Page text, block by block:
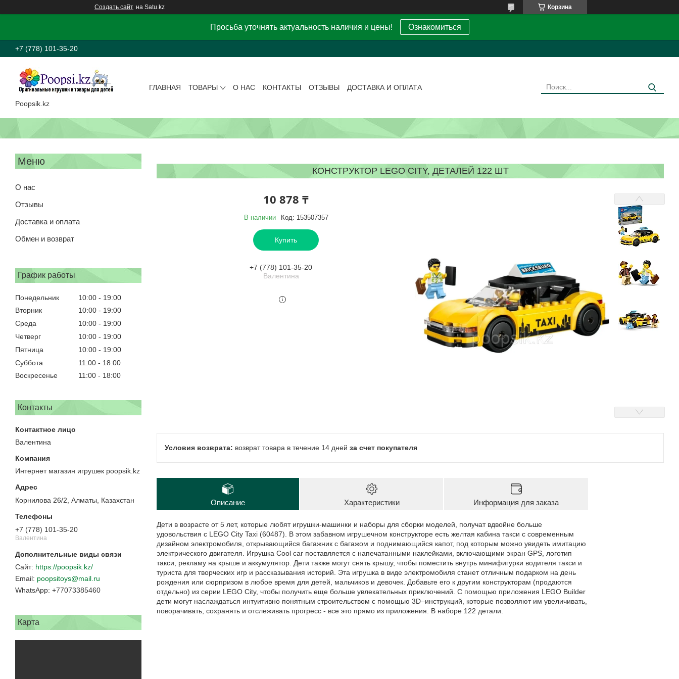
Создать сайт на Satu.kz Корзина
Просьба уточнять актуальность наличия и цены! Ознакомиться
+7 (778) 101-35-20
Poopsik.kz
ГЛАВНАЯ ТОВАРЫ О НАС КОНТАКТЫ ОТЗЫВЫ ДОСТАВКА И ОПЛАТА
О нас
Отзывы
Доставка и оплата
Обмен и возврат
График работы
Понедельник 10:00
19:00
Вторник
10:00
19:00
Среда
10:00
19:00
Четверг
10:00
19:00
Пятница
10:00
19:00
Суббота
11:00
18:00
Воскресенье
11:00 18:00
Контакты
Валентина
Интернет магазин игрушек poopsik.kz
Корнилова 26/2, Алматы, Казахстан
+7 (778) 101-35-20
Валентина
https://poopsik.kz/
poopsitoys@mail.ru
+77073385460
Карта
КОНСТРУКТОР LEGO CITY, ДЕТАЛЕЙ 122 ШТ
10 878 ₸
В наличии Код: 153507357
Купить
+7 (778) 101-35-20
Валентина
возврат товара в течение 14 дней за счет покупателя
Описание Характеристики Информация для заказа
Дети в возрасте от 5 лет, которые любят игрушки-машинки и наборы для сборки моделей, получат вдвойне больше
удовольствия с LEGO City Taxi (60487). В этом забавном игрушечном конструкторе есть желтая кабина такси с современным
дизайном электромобиля, открывающийся багажник с багажом и поднимающийся капот, под которым можно увидеть имитацию
электрического двигателя. Игрушка Cool car поставляется с напечатанными наклейками, включающими экран GPS, логотип
такси, рекламу на крыше и аккумулятор. Дети также могут снять крышу, чтобы поместить внутрь минифигурки водителя такси и
туриста для творческих игр и рассказывания историй. Эта игрушка в виде электромобиля станет отличным подарком на день
рождения или сюрпризом в любое время для детей, мальчиков и девочек. Добавьте его к другим конструкторам (продаются
отдельно) из серии LEGO City, чтобы получить еще больше увлекательных приключений. С помощью приложения LEGO Builder
дети могут наслаждаться интуитивно понятным строительством с помощью 3D–инструкций, которые позволяют им увеличивать,
поворачивать, сохранять и отслеживать прогресс - все это прямо из приложения. В наборе 122 детали.